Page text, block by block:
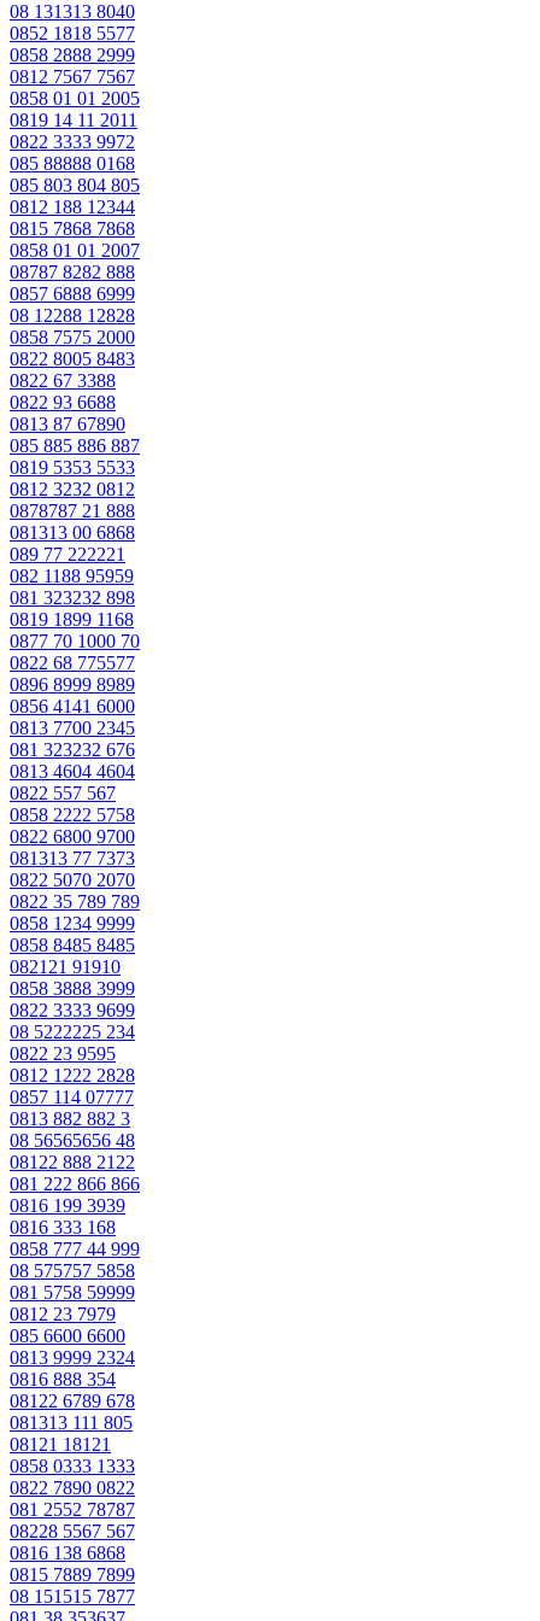
08 131313 8040
0852 1818 5577
0858 2888 2999
0812 7567 7567
0858 01 01 2005
0819 14 11 2011
0822 3333 9972
085 88888 0168
085 803 804 805
0812 188 12344
0815 7868 7868
0858 01 01 2007
08787 8282 888
0857 6888 6999
08 12288 12828
0858 7575 2000
0822 8005 8483
0822 67 3388
0822 93 6688
0813 87 67890
085 885 886 887
0819 5353 5533
0812 3232 0812
0878787 21 888
081313 00 6868
089 77 222221
082 1188 95959
081 323232 898
0819 1899 1168
0877 70 1000 70
0822 68 775577
0896 8999 8989
0856 4141 6000
0813 7700 2345
081 323232 676
0813 4604 4604
0822 557 567
0858 2222 5758
0822 6800 9700
081313 77 7373
0822 5070 2070
0822 35 789 789
0858 1234 9999
0858 8485 8485
082121 91910
0858 3888 3999
0822 3333 9699
08 5222225 234
0822 23 9595
0812 1222 2828
0857 114 07777
0813 882 882 3
08 56565656 48
08122 888 2122
081 222 866 866
0816 199 3939
0816 333 168
0858 777 44 999
08 575757 5858
081 5758 59999
0812 23 7979
085 6600 6600
0813 9999 2324
0816 888 354
08122 6789 678
081313 111 805
08121 18121
0858 0333 1333
0822 7890 0822
081 2552 78787
08228 5567 567
0816 138 6868
0815 7889 7899
08 151515 7877